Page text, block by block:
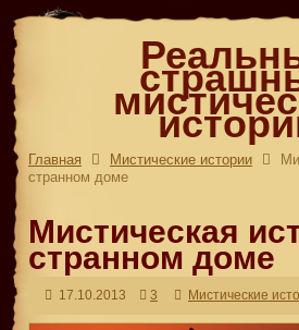
Главная Мистические истории
странном доме
Мистическая
странном доме
17.10.2013 3 Мистические